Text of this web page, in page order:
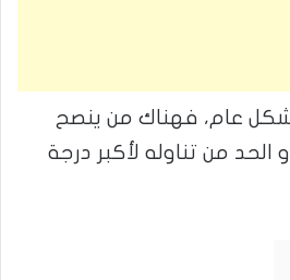
عام، فهناك من ينصح
الحد من تناوله لأكبر درجة